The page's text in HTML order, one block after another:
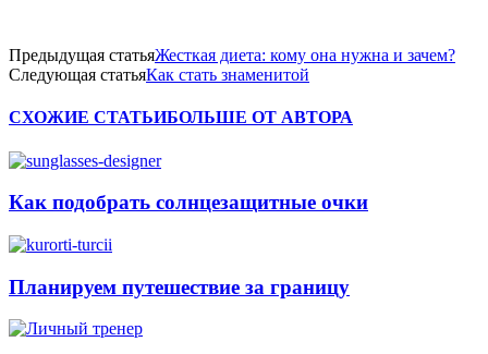
Предыдущая статьяЖесткая диета: кому она нужна и зачем?
Следующая статьяКак стать знаменитой
СХОЖИЕ СТАТЬИБОЛЬШЕ ОТ АВТОРА
Как подобрать солнцезащитные очки
Планируем путешествие за границу